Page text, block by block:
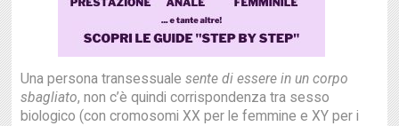
Una persona transessualesente di essere in un corpo
sbagliato, non c’è quindi corrispondenza tra sesso
biologico (con cromosomi XX per le femmine e XY per i